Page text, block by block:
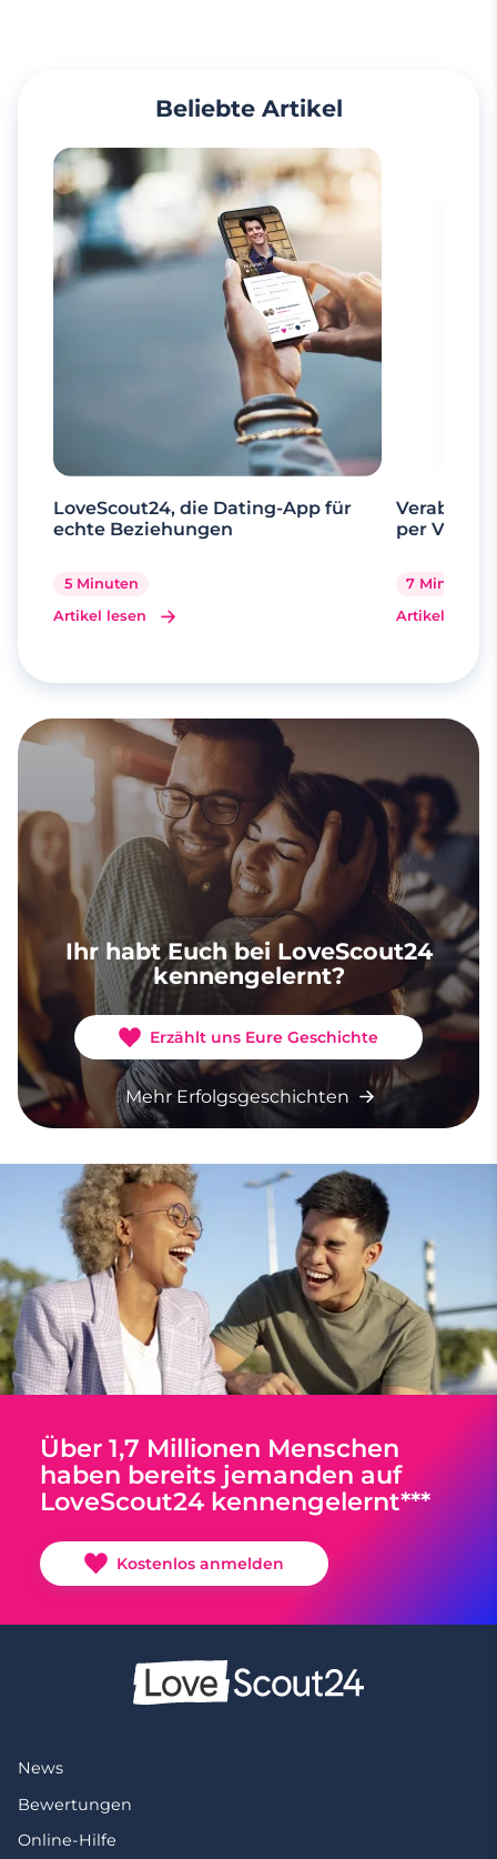
Beliebte Artikel
LoveScout24, die Dating-App für
echte Beziehungen
5 Minuten
Artikel lesen
per
7 Minuten
Artikel lesen
Ihr habt Euch bei LoveScout24
kennengelernt?
Erzählt uns Eure Geschichte
Mehr Erfolgsgeschichten
Über 1,7 Millionen Menschen
haben bereits jemanden auf
LoveScout24 kennengelernt***
Kostenlos anmelden
News
Bewertungen
Online-Hilfe